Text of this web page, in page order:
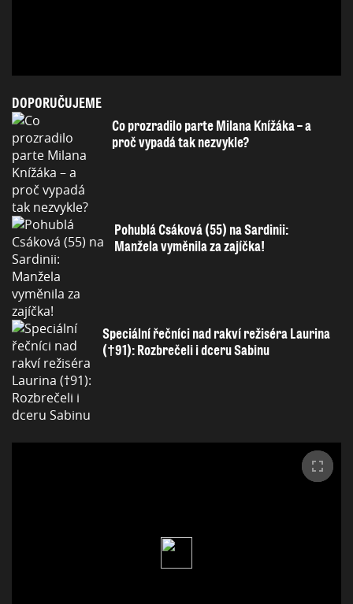
DOPORUČUJEME
Co prozradilo parte Milana Knížáka – a
proč vypadá tak nezvykle?
Pohublá Csáková (55) na Sardinii:
Manžela vyměnila za zajíčka!
Speciální řečníci nad rakví režiséra Laurina
(†91): Rozbrečeli i dceru Sabinu